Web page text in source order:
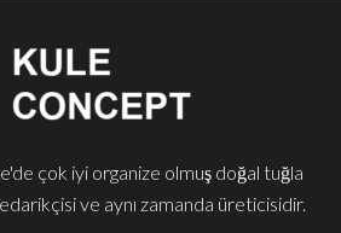
çok iyi organize olmuş doğal tuğla
ve aynı zamanda üreticisidir.